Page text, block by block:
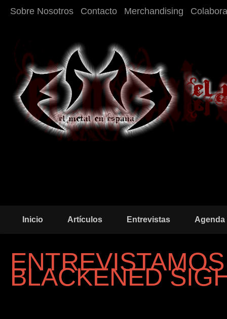
Sobre Nosotros Contacto Merchandising
Inicio Artículos Entrevistas Agenda
BLACKENED